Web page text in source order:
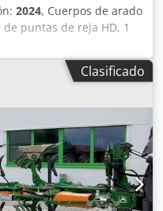
2024, Cuerpos de arado
puntas de reja HD, 1
altura de bastidor 80
sobrecarga, abridor
cortadores, disco
Udyex Alysha
Clasificado